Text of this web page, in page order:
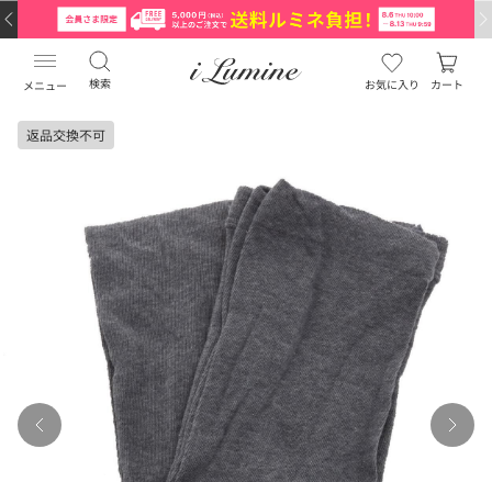
メニュー 検索 お気に入り カート
返品交換不可